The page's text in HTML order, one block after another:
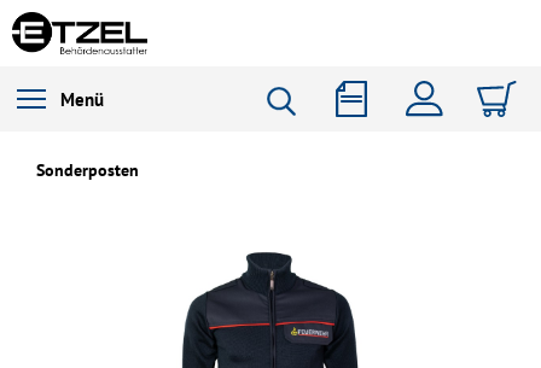
Menü
Sonderposten